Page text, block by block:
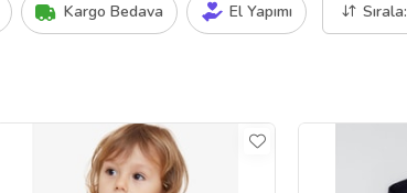
Kargo Bedava El Yapımı Sırala: